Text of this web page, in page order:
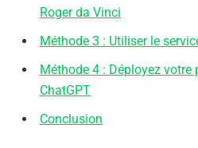
Roger da Vinci
Méthode 3 : Utiliser le
Méthode 4 : Déployez votre
ChatGPT
Conclusion